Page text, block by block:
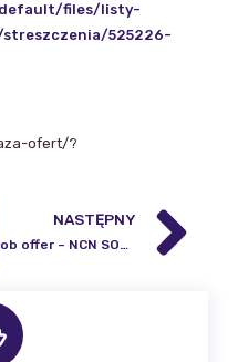
files/listy-
streszczenia/525226-
ofert/?
NASTĘPNY
Job offer – NCN SONATA BIS 11 (PhD student scholarship)